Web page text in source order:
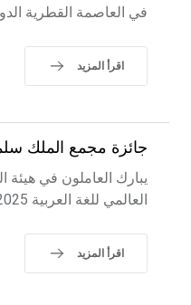
في العاصمة القطرية
اقرأ المزيد
جائزة مجمع الملك سلمان
يبارك العاملون في هيئة
العالمي للغة العربية 2025، عن فرع نشر الوعي اللغوي وإبداع المبادرات المجتمعية اللغوية.
اقرأ المزيد